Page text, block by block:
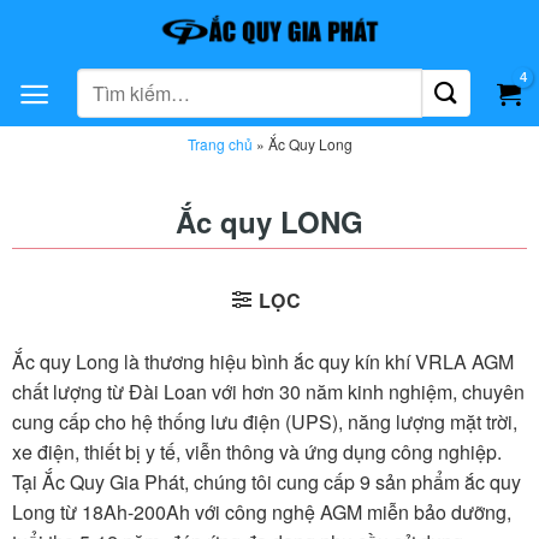
dung
Tìm
kiếm:
Trang chủ » Ắc Quy Long
Ắc quy LONG
LỌC
Ắc quy Long là thương hiệu bình ắc quy kín khí VRLA AGM
chất lượng từ Đài Loan với hơn 30 năm kinh nghiệm, chuyên
cung cấp cho hệ thống lưu điện (UPS), năng lượng mặt trời,
xe điện, thiết bị y tế, viễn thông và ứng dụng công nghiệp.
Tại Ắc Quy Gia Phát, chúng tôi cung cấp 9 sản phẩm ắc quy
Long từ 18Ah-200Ah với công nghệ AGM miễn bảo dưỡng,